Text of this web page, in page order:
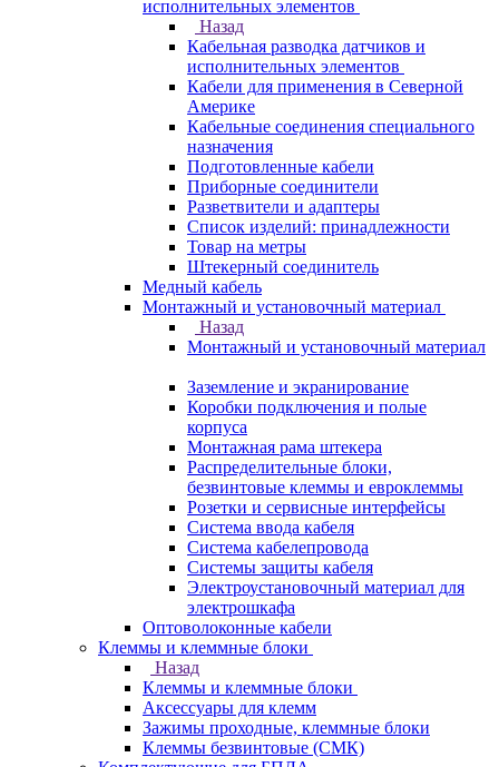
исполнительных элементов
Назад
Кабельная разводка датчиков и
исполнительных элементов
Кабели для применения в Северной
Америке
Кабельные соединения специального
назначения
Подготовленные кабели
Приборные соединители
Разветвители и адаптеры
Список изделий: принадлежности
Товар на метры
Штекерный соединитель
Медный кабель
Монтажный и установочный материал
Назад
Монтажный и установочный материал
Заземление и экранирование
Коробки подключения и полые
корпуса
Монтажная рама штекера
Распределительные блоки,
безвинтовые клеммы и евроклеммы
Розетки и сервисные интерфейсы
Система ввода кабеля
Система кабелепровода
Системы защиты кабеля
Электроустановочный материал для
электрошкафа
Оптоволоконные кабели
Клеммы и клеммные блоки
Назад
Клеммы и клеммные блоки
Аксессуары для клемм
Зажимы проходные, клеммные блоки
Клеммы безвинтовые (СМК)